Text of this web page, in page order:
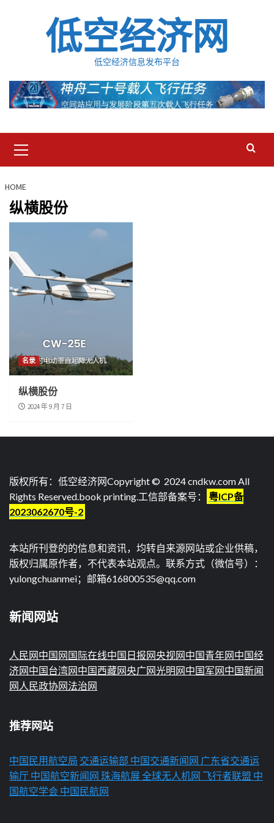
低空经济网
低空经济信息发布平台
Menu
HOME
纵横股份
名录
纵横股份
2024 年 9 月 7 日
版权所有：低空经济网Copyright © 2024 cndkw.com All
Rights Reserved.book printing.工信部备案号：
粤ICP备
2023062670号-2
本站所刊登的的信息和资讯，均转自来源网站或企业供稿，
版权归属原作者，不代表本站观点。联系方式（微信号）：
yulongchuanmei；邮箱616800535@qq.com
新闻网站
人民网中国网 国际在线中国日报网央视网中国青年网中国经
济网中国台湾网中国西藏网央广网光明网中国军网中国新闻
网 人民政协网法治网
推荐网站
中国民用航空局 交通运输部 中国交通新闻网 广东省交通运
输厅 中国航空新闻网 珠海航展全球无人机网 飞行者联盟 中
国航空学会 中国民航网